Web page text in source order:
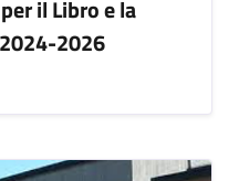
il Libro e la
2026